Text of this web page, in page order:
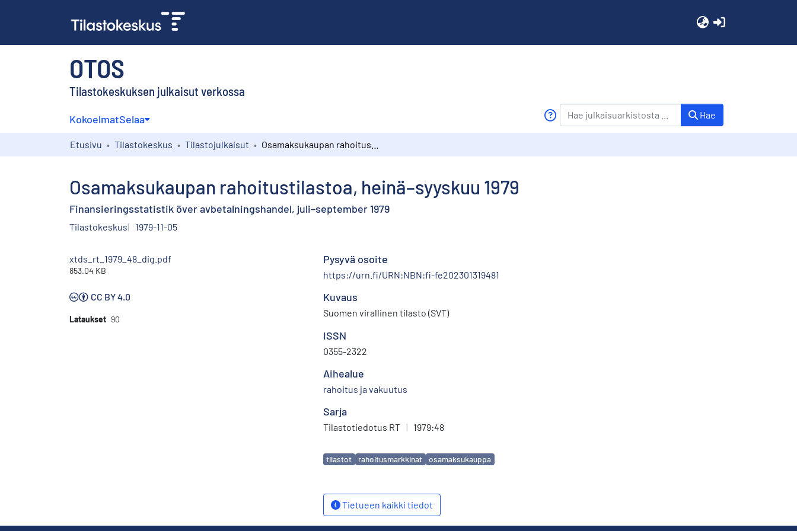
OTOS
Tilastokeskuksen julkaisut verkossa
KokoelmatSelaa Hae
Etusivu Tilastokeskus Tilastojulkaisut
Osamaksukaupan rahoitustilastoa, heinä–syyskuu 1979
Finansieringsstatistik över avbetalningshandel, juli–september 1979
Tilastokeskus 1979-11-05
xtds_rt_1979_48_dig.pdf
853.04 KB
CC BY 4.0
Lataukset 90
Pysyvä osoite
https://urn.fi/URN:NBN:fi-fe202301319481
Kuvaus
Suomen virallinen tilasto (SVT)
ISSN
0355-2322
Aihealue
rahoitus ja vakuutus
Sarja
Tilastotiedotus RT | 1979:48
Avainsanat
tilastot rahoitusmarkkinat osamaksukauppa
Tietueen kaikki tiedot